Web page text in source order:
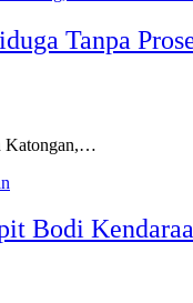
Tanpa
Katongan,…
Bodi